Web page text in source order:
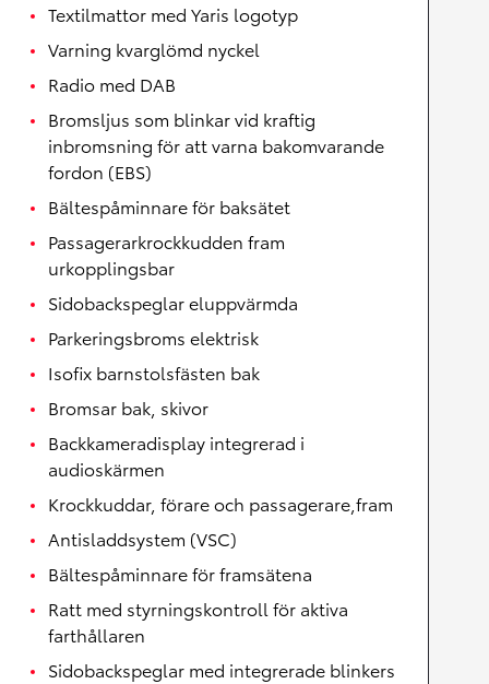
Textilmattor med Yaris logotyp
Varning kvarglömd nyckel
Radio med DAB
Bromsljus som blinkar vid kraftig
inbromsning för att varna bakomvarande
fordon (EBS)
Bältespåminnare för baksätet
Passagerarkrockkudden fram
urkopplingsbar
Sidobackspeglar eluppvärmda
Parkeringsbroms elektrisk
Isofix barnstolsfästen bak
Bromsar bak, skivor
Backkameradisplay integrerad i
audioskärmen
Krockkuddar, förare och passagerare,fram
Antisladdsystem (VSC)
Bältespåminnare för framsätena
Ratt med styrningskontroll för aktiva
farthållaren
Sidobackspeglar med integrerade blinkers